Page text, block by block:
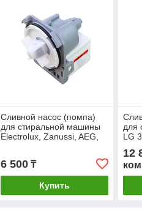
Сливной насос (помпа)
для стиральной машины
Electrolux, Zanussi, AEG,
6 500₸
Купить
для
LG
12